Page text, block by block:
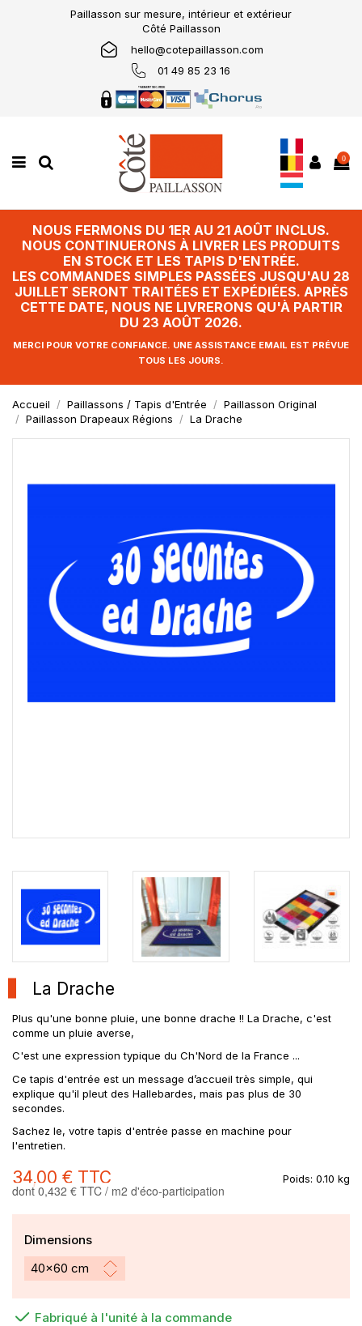
Paillasson sur mesure, intérieur et extérieur
Côté Paillasson
hello@cotepaillasson.com
01 49 85 23 16
0
NOUS FERMONS DU 1ER AU 21 AOÛT INCLUS.
NOUS CONTINUERONS À LIVRER LES PRODUITS
EN STOCK ET LES TAPIS D'ENTRÉE.
LES COMMANDES SIMPLES PASSÉES JUSQU'AU 28
JUILLET SERONT TRAITÉES ET EXPÉDIÉES. APRÈS
CETTE DATE, NOUS NE LIVRERONS QU'À PARTIR
DU 23 AOÛT 2026.
MERCI POUR VOTRE CONFIANCE. UNE ASSISTANCE EMAIL EST PRÉVUE
TOUS LES JOURS.
Accueil Paillassons / Tapis d'Entrée
Paillasson Original
Paillasson Drapeaux Régions
La Drache
La Drache
Plus qu'une bonne pluie, une bonne drache !! La Drache, c'est
comme un pluie averse,
C'est une expression typique du Ch'Nord de la France ...
Ce tapis d'entrée est un message d’accueil très simple, qui
explique qu'il pleut des Hallebardes, mais pas plus de 30
secondes.
Sachez le, votre tapis d'entrée passe en machine pour
l'entretien.
34,00 € TTC Poids: 0.10 kg
dont 0,432 € TTC / m2 d'éco-participation
Dimensions
Fabriqué à l'unité à la commande